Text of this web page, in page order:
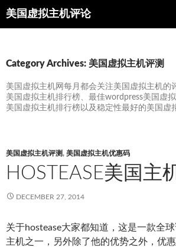
美国虚拟主机评论
Search
Category Archives: 美国虚拟主机评测
美国虚拟主机网每月都会关注美国虚拟主机的
美国虚拟主机排行榜、最佳wordpress美国虚
美国虚拟主机排行榜以及稳定性最好的美国虚
美国虚拟主机评测, 美国虚拟主机优惠码
HOSTEASE美国主
DECEMBER 27, 2014
关于hostease大家都知道，这是一款全
主机之一，另外除了他的优势之外，优